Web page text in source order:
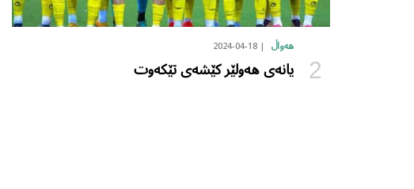
هەواڵ 2024-04-18
یانەی هەولێر کێشەی تێکەوت